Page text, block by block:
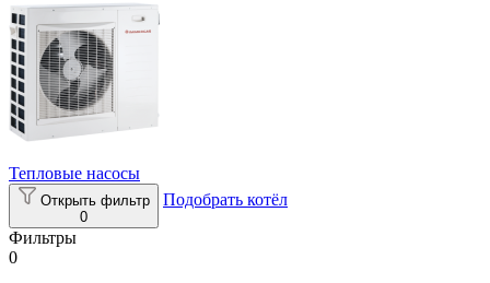
Тепловые насосы
Открыть фильтр
0
Подобрать котёл
Фильтры
0